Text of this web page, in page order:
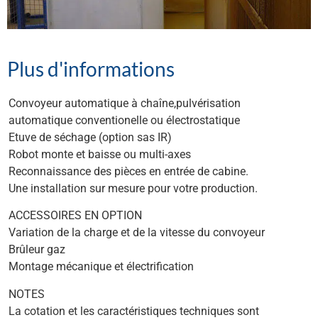
Plus d'informations
Convoyeur automatique à chaîne,pulvérisation
automatique conventionelle ou électrostatique
Etuve de séchage (option sas IR)
Robot monte et baisse ou multi-axes
Reconnaissance des pièces en entrée de cabine.
Une installation sur mesure pour votre production.
ACCESSOIRES EN OPTION
Variation de la charge et de la vitesse du convoyeur
Brûleur gaz
Montage mécanique et électrification
NOTES
La cotation et les caractéristiques techniques sont